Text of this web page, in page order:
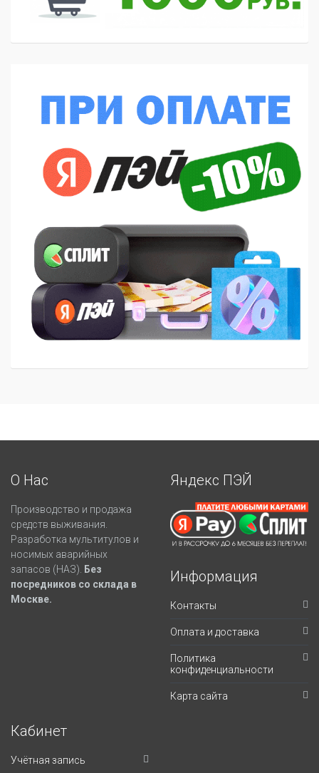
О Нас
Производство и продажа
средств выживания.
Разработка мультитулов и
носимых аварийных
запасов (НАЗ).
Без
посредников со склада в
Москве.
Яндекс ПЭЙ
Информация
Контакты
Оплата и доставка
Политика
конфиденциальности
Карта сайта
Кабинет
Учётная запись